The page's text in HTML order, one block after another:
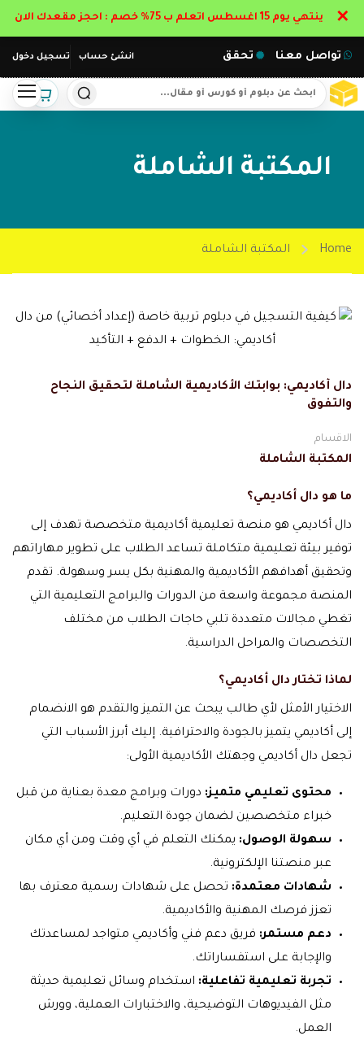
انشئ حساب تسجيل دخول تواصل معنا تحقق
المكتبة الشاملة
Home المكتبة الشاملة
دال أكاديمي: بوابتك الأكاديمية الشاملة لتحقيق النجاح
والتفوق
الاقسام
المكتبة الشاملة
ما هو دال أكاديمي؟
دال أكاديمي هو منصة تعليمية أكاديمية متخصصة تهدف إلى
توفير بيئة تعليمية متكاملة تساعد الطلاب على تطوير مهاراتهم
وتحقيق أهدافهم الأكاديمية والمهنية بكل يسر وسهولة. تقدم
المنصة مجموعة واسعة من الدورات والبرامج التعليمية التي
تغطي مجالات متعددة تلبي حاجات الطلاب من مختلف
التخصصات والمراحل الدراسية.
لماذا تختار دال أكاديمي؟
الاختيار الأمثل لأي طالب يبحث عن التميز والتقدم هو الانضمام
إلى أكاديمي يتميز بالجودة والاحترافية. إليك أبرز الأسباب التي
تجعل دال أكاديمي وجهتك الأكاديمية الأولى:
محتوى تعليمي متميز: دورات وبرامج معدة بعناية من قبل
خبراء متخصصين لضمان جودة التعليم.
سهولة الوصول: يمكنك التعلم في أي وقت ومن أي مكان
عبر منصتنا الإلكترونية.
شهادات معتمدة: تحصل على شهادات رسمية معترف بها
تعزز فرصك المهنية والأكاديمية.
دعم مستمر: فريق دعم فني وأكاديمي متواجد لمساعدتك
والإجابة على استفساراتك.
تجربة تعليمية تفاعلية: استخدام وسائل تعليمية حديثة
مثل الفيديوهات التوضيحية، والاختبارات العملية، وورش
العمل.
ينتهي يوم 15 اغسطس اتعلم ب 75% خصم : احجز مقعدك الان ✕